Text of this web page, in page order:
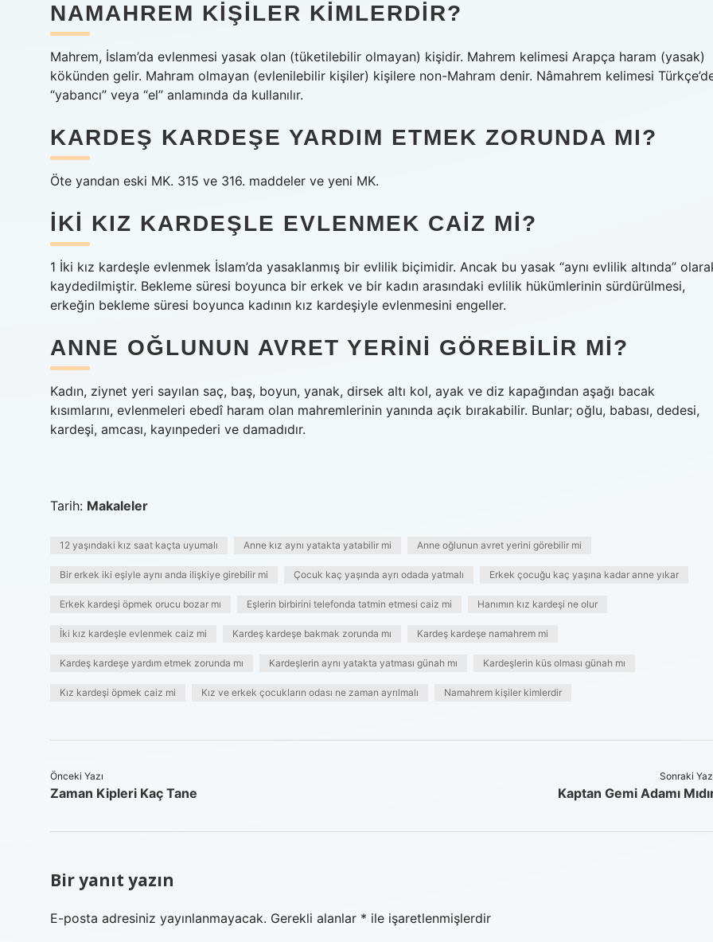
NAMAHREM KIŞILER KIMLERDIR?
Mahrem, İslam’da evlenmesi yasak olan (tüketilebilir olmayan) kişidir. Mahrem kelimesi Arapça haram (yasak)
kökünden gelir. Mahram olmayan (evlenilebilir kişiler) kişilere non-Mahram denir. Nâmahrem kelimesi
“yabancı” veya “el” anlamında da kullanılır.
KARDEŞ KARDEŞE YARDIM ETMEK ZORUNDA MI?
Öte yandan eski MK. 315 ve 316. maddeler ve yeni MK.
İKI KIZ KARDEŞLE EVLENMEK CAIZ MI?
1 İki kız kardeşle evlenmek İslam’da yasaklanmış bir evlilik biçimidir. Ancak bu yasak “aynı evlilik altında”
kaydedilmiştir. Bekleme süresi boyunca bir erkek ve bir kadın arasındaki evlilik hükümlerinin sürdürülmesi,
erkeğin bekleme süresi boyunca kadının kız kardeşiyle evlenmesini engeller.
ANNE OĞLUNUN AVRET YERINI GÖREBILIR MI?
Kadın, ziynet yeri sayılan saç, baş, boyun, yanak, dirsek altı kol, ayak ve diz kapağından aşağı bacak
kısımlarını, evlenmeleri ebedî haram olan mahremlerinin yanında açık bırakabilir. Bunlar; oğlu, babası, dedesi,
kardeşi, amcası, kayınpederi ve damadıdır.
Tarih: Makaleler
12 yaşındaki kız saat kaçta uyumalı Anne kız aynı yatakta yatabilir mi Anne oğlunun avret yerini görebilir mi
Bir erkek iki eşiyle aynı anda ilişkiye girebilir mi Çocuk kaç yaşında ayrı odada yatmalı Erkek çocuğu kaç yaşına kadar anne yıkar
Erkek kardeşi öpmek orucu bozar mı Eşlerin birbirini telefonda tatmin etmesi caiz mi Hanımın kız kardeşi ne olur
İki kız kardeşle evlenmek caiz mi Kardeş kardeşe bakmak zorunda mı Kardeş kardeşe namahrem mi
Kardeş kardeşe yardım etmek zorunda mı Kardeşlerin aynı yatakta yatması günah mı Kardeşlerin küs olması günah mı
Kız kardeşi öpmek caiz mi Kız ve erkek çocukların odası ne zaman ayrılmalı Namahrem kişiler kimlerdir
Önceki Yazı
Zaman Kipleri Kaç Tane
Sonraki
Kaptan Gemi Adamı
Bir yanıt yazın
E-posta adresiniz yayınlanmayacak. Gerekli alanlar * ile işaretlenmişlerdir